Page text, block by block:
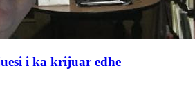
i ka krijuar edhe